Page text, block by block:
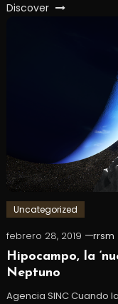
Discover
Uncategorized
febrero 28, 2019
rrsm
Hipocampo, la
Neptuno
Agencia SINC Cuando